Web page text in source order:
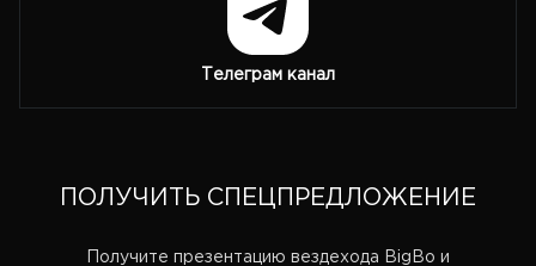
Телеграм канал
ПОЛУЧИТЬ СПЕЦПРЕДЛОЖЕНИЕ
Получите презентацию вездехода BigBo и